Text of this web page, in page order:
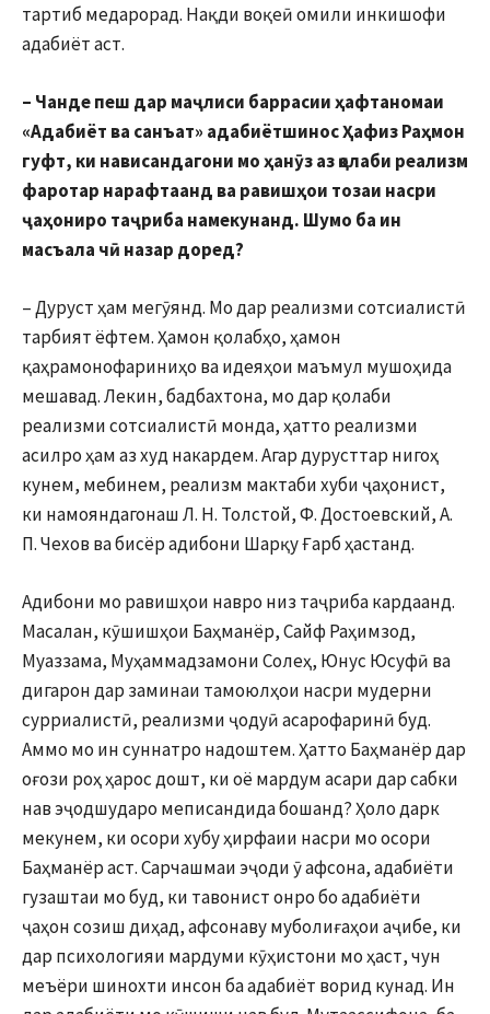
тартиб медарорад. Нақди воқеӣ омили инкишофи
адабиёт аст.
– Чанде пеш дар маҷлиси баррасии ҳафтаномаи
«Адабиёт ва санъат» адабиётшинос Ҳафиз Раҳмон
гуфт, ки нависандагони мо ҳанӯз аз қолаби реализм
фаротар нарафтаанд ва равишҳои тозаи насри
ҷаҳониро таҷриба намекунанд. Шумо ба ин
масъала чӣ назар доред?
– Дуруст ҳам мегӯянд. Мо дар реализми сотсиалистӣ
тарбият ёфтем. Ҳамон қолабҳо, ҳамон
қаҳрамонофариниҳо ва идеяҳои маъмул мушоҳида
мешавад. Лекин, бадбахтона, мо дар қолаби
реализми сотсиалистӣ монда, ҳатто реализми
асилро ҳам аз худ накардем. Агар дурусттар нигоҳ
кунем, мебинем, реализм мактаби хуби ҷаҳонист,
ки намояндагонаш Л. Н. Толстой, Ф. Достоевский, А.
П. Чехов ва бисёр адибони Шарқу Ғарб ҳастанд.
Адибони мо равишҳои навро низ таҷриба кардаанд.
Масалан, кӯшишҳои Баҳманёр, Сайф Раҳимзод,
Муаззама, Муҳаммадзамони Солеҳ, Юнус Юсуфӣ ва
дигарон дар заминаи тамоюлҳои насри мудерни
сурриалистӣ, реализми ҷодуӣ асарофаринӣ буд.
Аммо мо ин суннатро надоштем. Ҳатто Баҳманёр дар
оғози роҳ ҳарос дошт, ки оё мардум асари дар сабки
нав эҷодшударо меписандида бошанд? Ҳоло дарк
мекунем, ки осори хубу ҳирфаии насри мо осори
Баҳманёр аст. Сарчашмаи эҷоди ӯ афсона, адабиёти
гузаштаи мо буд, ки тавонист онро бо адабиёти
ҷаҳон созиш диҳад, афсонаву муболиғаҳои аҷибе, ки
дар психологияи мардуми кӯҳистони мо ҳаст, чун
меъёри шинохти инсон ба адабиёт ворид кунад. Ин